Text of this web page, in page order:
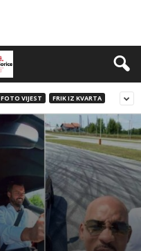
FOTO VIJEST FRIK IZ KVARTA